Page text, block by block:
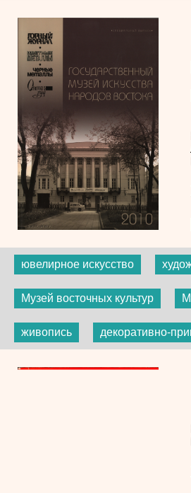
ювелирное искусство
Музей восточных культур
живопись декоративно-